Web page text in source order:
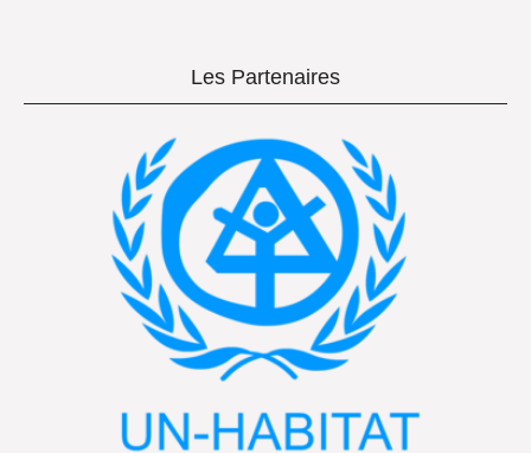
Les Partenaires